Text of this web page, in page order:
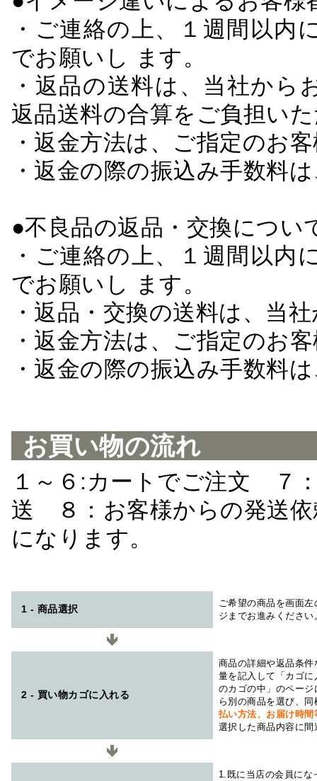
・ご連絡の上、１週間以
でお願いし ます。
・返品の送料は、当社か
返品送料の合算をご負担い
・返金方法は、ご指定のお
・返金の際の振込み手数料
●不良品の返品・交換につい
・ご連絡の上、１週間以
でお願いし ます。
・返品・交換の送料は、当
・返金方法は、ご指定のお
・返金の際の振込み手数料
お買い物の流れ
１～６:カートでご注文 ７
送 ８：お客様からの発送
になります。
1 - 商品選択
ご希望の商品を画面
ジまでお進みください
2 - 買い物カゴに入れる
商品の詳細や返品条
量を記入して「カゴ
のカゴの中」のペー
ら別の商品を選び、
払い方法、お届け時
選択した商品内容に
1.既に当店の会員にな